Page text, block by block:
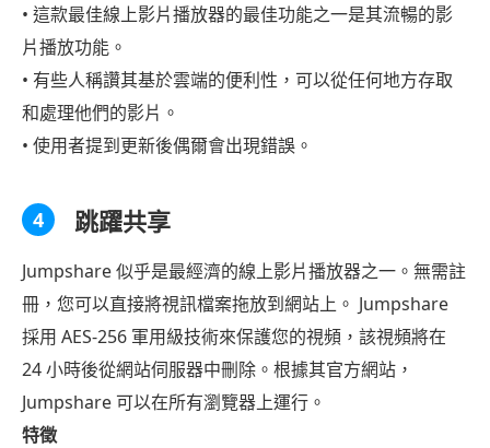
• 這款最佳線上影片播放器的最佳功能之一是其流暢的影
片播放功能。
• 有些人稱讚其基於雲端的便利性，可以從任何地方存取
和處理他們的影片。
• 使用者提到更新後偶爾會出現錯誤。
4 跳躍共享
Jumpshare 似乎是最經濟的線上影片播放器之一。無需註
冊，您可以直接將視訊檔案拖放到網站上。 Jumpshare
採用 AES-256 軍用級技術來保護您的視頻，該視頻將在
24 小時後從網站伺服器中刪除。根據其官方網站，
Jumpshare 可以在所有瀏覽器上運行。
特徵